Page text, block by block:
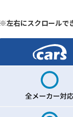
※左右にスクロールで